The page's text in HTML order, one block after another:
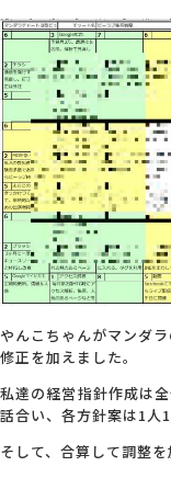
やんこちゃんがマンダ
修正を加えました。
私達の経営指針作成は
話合い、各方針案は1人1
そして、合算して調整を